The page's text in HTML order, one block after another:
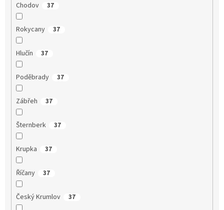
Chodov 37
Rokycany 37
Hlučín 37
Poděbrady 37
Zábřeh 37
Šternberk 37
Krupka 37
Říčany 37
Český Krumlov 37